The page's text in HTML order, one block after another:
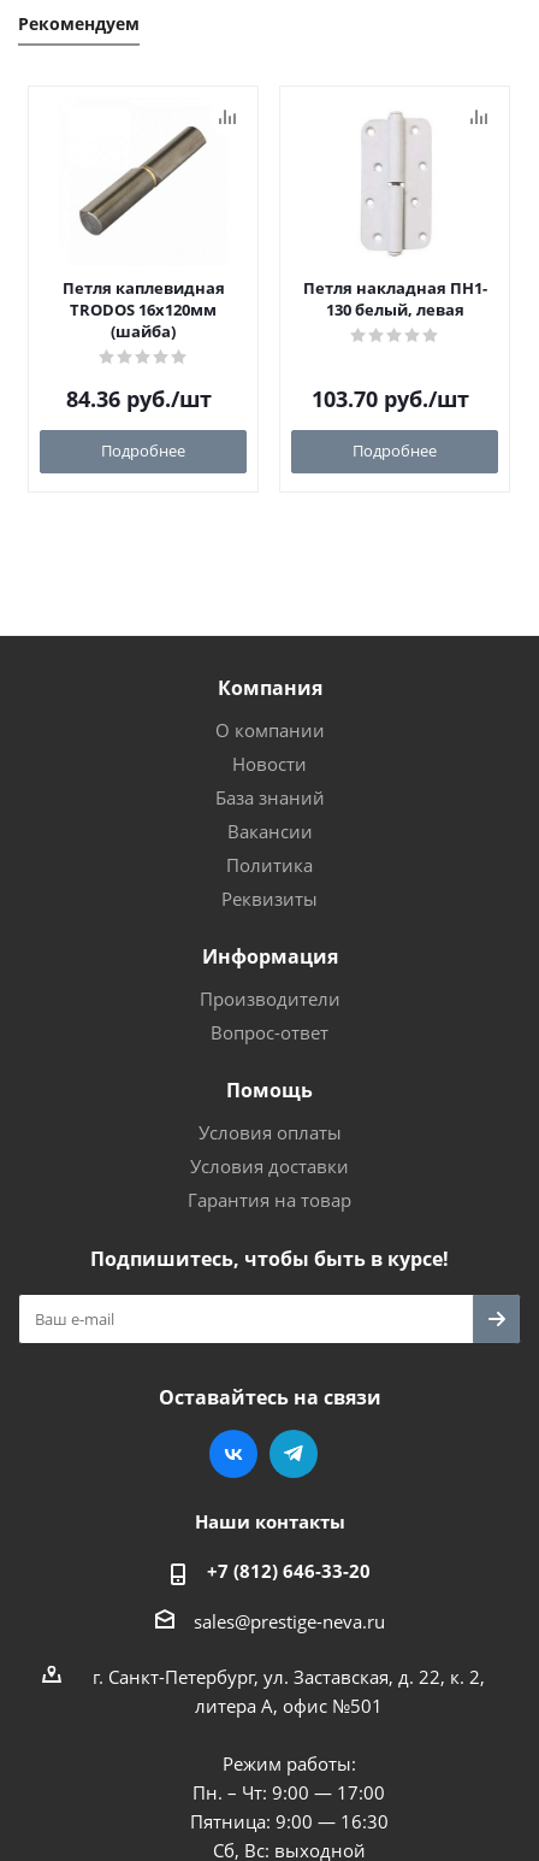
Рекомендуем
Петля каплевидная
TRODOS 16х120мм
(шайба)
84.36 руб./шт
Подробнее
Петля накладная ПН1-
130 белый, левая
103.70 руб./шт
Подробнее
Компания
О компании
Новости
База знаний
Вакансии
Политика
Реквизиты
Информация
Производители
Вопрос-ответ
Помощь
Условия оплаты
Условия доставки
Гарантия на товар
Подпишитесь, чтобы быть в курсе!
Оставайтесь на связи
Наши контакты
+7 (812) 646-33-20
sales@prestige-neva.ru
г. Санкт-Петербург, ул. Заставская, д. 22, к. 2,
литера А, офис №501
Режим работы:
Пн. – Чт: 9:00 — 17:00
Пятница: 9:00 — 16:30
Сб, Вс: выходной